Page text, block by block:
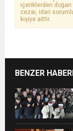
içeriklerden
cezai, idari
kişiye aittir.
BENZER